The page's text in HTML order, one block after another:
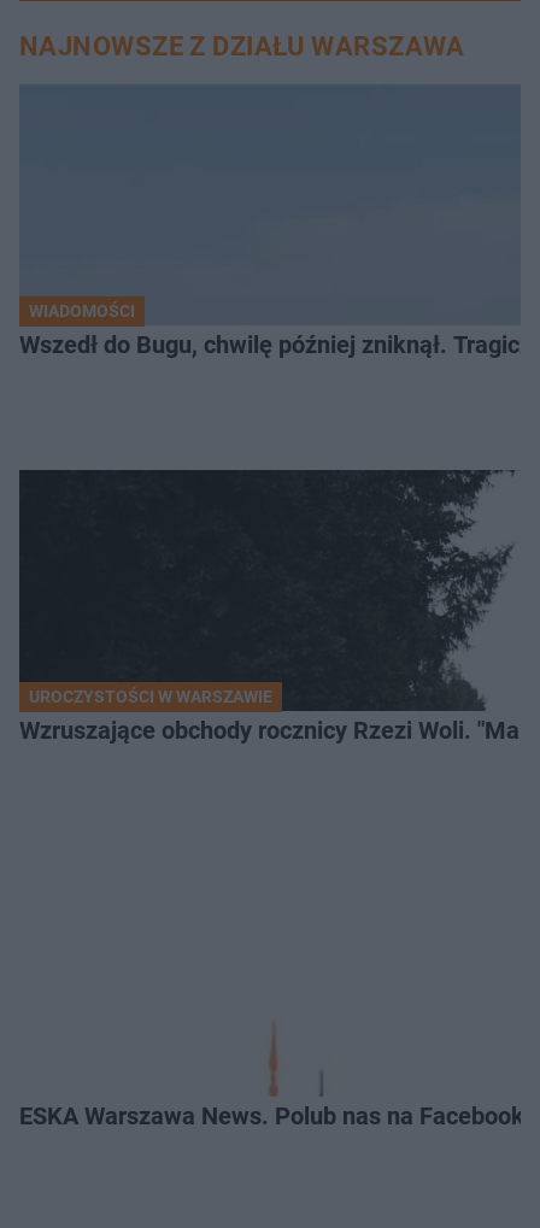
NAJNOWSZE Z DZIAŁU WARSZAWA
WIADOMOŚCI
Wszedł do Bugu, chwilę później zniknął.
UROCZYSTOŚCI W WARSZAWIE
Wzruszające obchody rocznicy Rzezi Woli.
ESKA Warszawa News. Polub nas na